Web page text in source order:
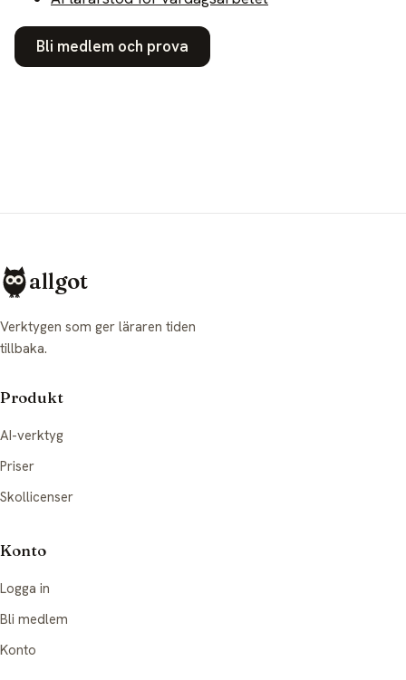
Bli medlem och prova
allgot
Verktygen som ger läraren tiden
tillbaka.
Produkt
AI-verktyg
Priser
Skollicenser
Konto
Logga in
Bli medlem
Konto